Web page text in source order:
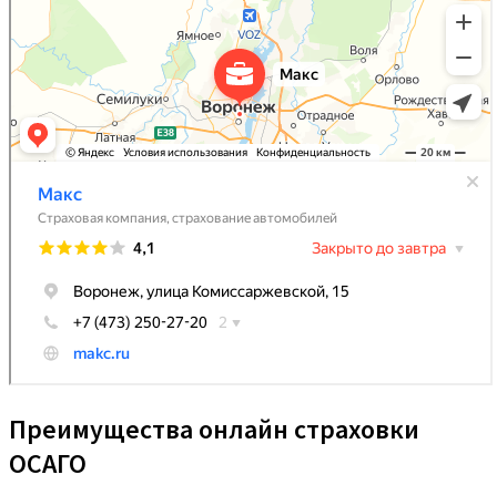
Преимущества онлайн страховки
ОСАГО